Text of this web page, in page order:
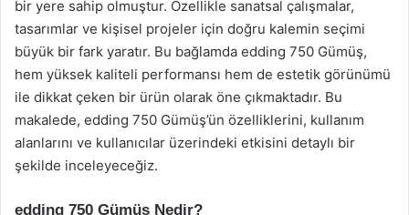
bir yere sahip olmuştur. Özellikle sanatsal çalışmalar,
tasarımlar ve kişisel projeler için doğru kalemin seçimi
büyük bir fark yaratır. Bu bağlamda edding 750 Gümüş,
hem yüksek kaliteli performansı hem de estetik görünümü
ile dikkat çeken bir ürün olarak öne çıkmaktadır. Bu
makalede, edding 750 Gümüş’ün özelliklerini, kullanım
alanlarını ve kullanıcılar üzerindeki etkisini detaylı bir
şekilde inceleyeceğiz.
edding 750 Gümüş Nedir?